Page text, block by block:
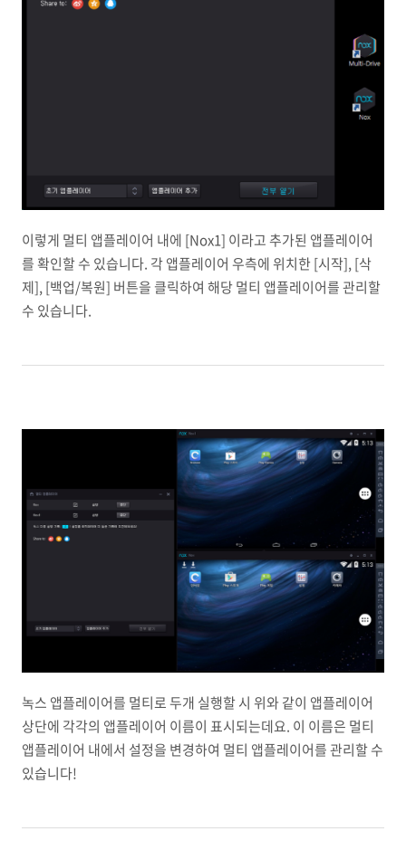
이렇게 멀티 앱플레이어 내에 [Nox1] 이라고 추가된 앱플레이어
를 확인할 수 있습니다. 각 앱플레이어 우측에 위치한 [시작], [삭
제], [백업/복원] 버튼을 클릭하여 해당 멀티 앱플레이어를 관리할
수 있습니다.
녹스 앱플레이어를 멀티로 두개 실행할 시 위와 같이 앱플레이어
상단에 각각의 앱플레이어 이름이 표시되는데요. 이 이름은 멀티
앱플레이어 내에서 설정을 변경하여 멀티 앱플레이어를 관리할 수
있습니다!